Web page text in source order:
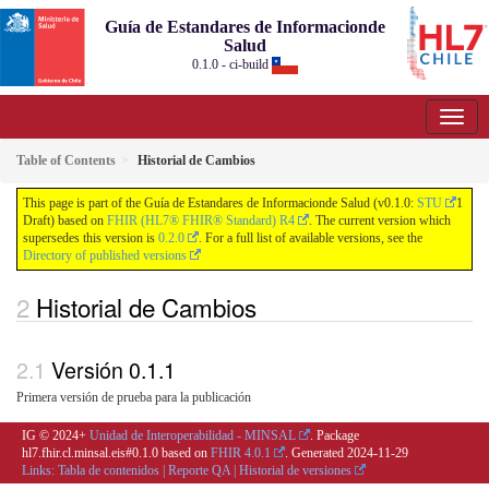
Guía de Estandares de Informacionde
Salud
0.1.0 - ci-build
Table of Contents Historial de Cambios
This page is part of the Guía de Estandares de Informacionde Salud (v0.1.0: STU
1
Draft) based on FHIR (HL7® FHIR® Standard) R4
. The current version which
supersedes this version is 0.2.0
. For a full list of available versions, see the
Directory of published versions
Historial de Cambios
Versión 0.1.1
Primera versión de prueba para la publicación
IG © 2024+ Unidad de Interoperabilidad - MINSAL
. Package
hl7.fhir.cl.minsal.eis#0.1.0 based on FHIR 4.0.1 . Generated 2024-11-29
Links: Tabla de contenidos | Reporte QA | Historial de versiones